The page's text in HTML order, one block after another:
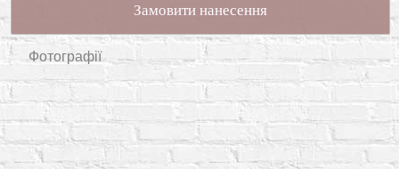
Замовити нанесення
Фотографії